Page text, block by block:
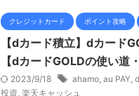
クレジットカード ポイント攻略
【dカード積立】dカード
【dカードGOLDの使い道
2023/9/18 ahamo, au PAY,
投資, 楽天キャッシュ